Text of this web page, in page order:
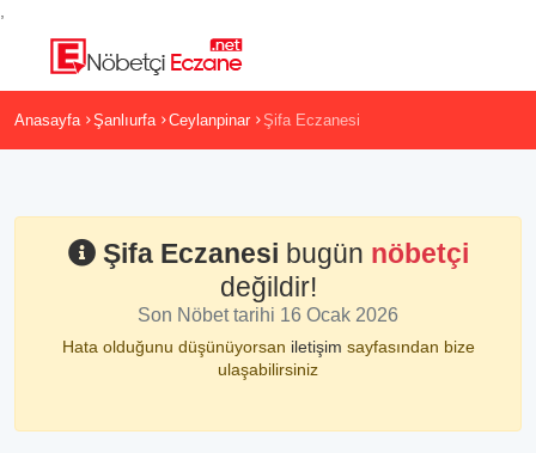
Anasayfa Şanlıurfa Ceylanpinar Şifa Eczanesi
Şifa Eczanesi bugün nöbetçi
değildir!
Son Nöbet tarihi 16 Ocak 2026
Hata olduğunu düşünüyorsan iletişim sayfasından bize
ulaşabilirsiniz